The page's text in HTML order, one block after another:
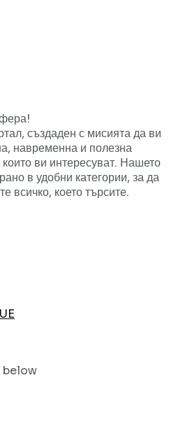
създаден с мисията да ви
навременна и полезна
ви интересуват. Нашето
в удобни категории, за да
всичко, което търсите.
below